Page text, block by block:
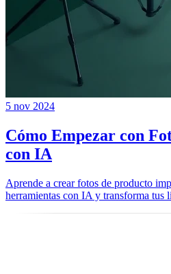
5 nov 2024
Cómo Empezar con
con IA
Aprende a crear fotos de producto
herramientas con IA y transforma tus